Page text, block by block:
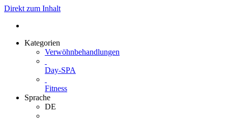
Direkt zum Inhalt
Kategorien
Verwöhnbehandlungen
Day-SPA
Fitness
Sprache
DE